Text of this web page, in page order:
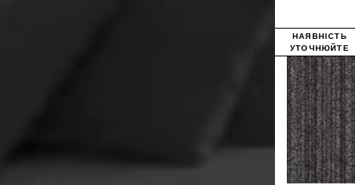
НАЯВНІСТЬ
УТОЧНЮЙТЕ